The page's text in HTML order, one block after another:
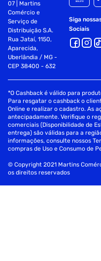
07 | Martins
Comércio e
Serviço de
Distribuição S.A.
Rua Jataí, 1150,
Aparecida,
Uberlândia / MG -
CEP 38400 - 632
Siga
Sociais
*O Cashback é válido para
Para resgatar o cashback o
Online e realizar o cadastro. As
antecipadamente. Verifique o
comerciais (Disponibilidade de
entrega) são válidas para a
informações, consulte nossos
compras de Uso e Consumo de
© Copyright 2021 Martins
os direitos reservados